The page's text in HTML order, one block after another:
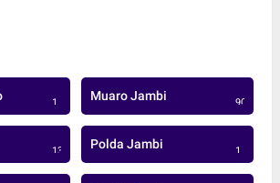
1 Muaro Jambi 906
137 Polda Jambi 1